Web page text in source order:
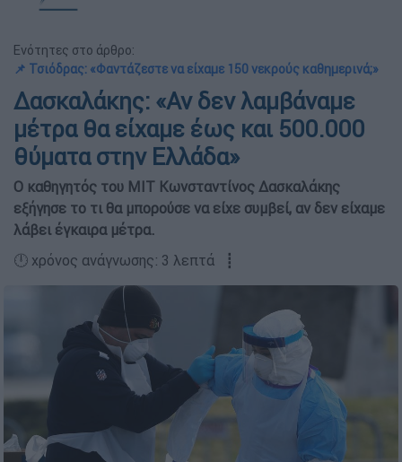
Ενότητες στο άρθρο:
📌 Τσιόδρας: «Φαντάζεστε να είχαμε 150 νεκρούς καθημερινά;»
Δασκαλάκης: «Αν δεν λαμβάναμε
μέτρα θα είχαμε έως και 500.000
θύματα στην Ελλάδα»
Ο καθηγητός του MIT Κωνσταντίνος Δασκαλάκης
εξήγησε το τι θα μπορούσε να είχε συμβεί, αν δεν είχαμε
λάβει έγκαιρα μέτρα.
🕛 χρόνος ανάγνωσης: 3 λεπτά ┋